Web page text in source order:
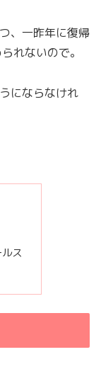
、一昨年に復帰
れないので。
にならなけれ
ス